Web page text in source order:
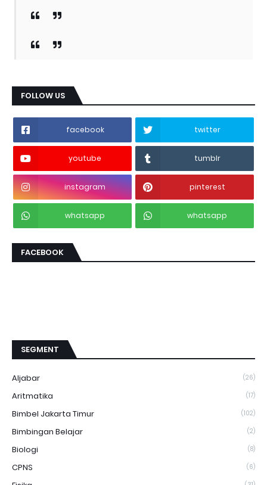
FOLLOW US
facebook twitter
youtube tumblr
instagram pinterest
whatsapp whatsapp
FACEBOOK
SEGMENT
Aljabar (26)
Aritmatika (17)
Bimbel Jakarta Timur (102)
Bimbingan Belajar (2)
Biologi (8)
CPNS (6)